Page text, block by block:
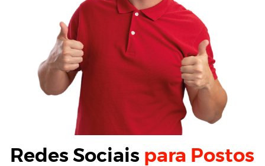
Redes Sociais para Postos